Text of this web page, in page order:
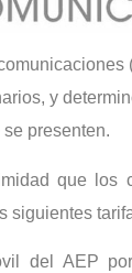
y
presenten.
que los
siguientes
del AEP